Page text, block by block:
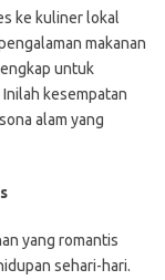
ke kuliner lokal
makanan
untuk
kesempatan
alam yang
yang romantis
sehari-hari.